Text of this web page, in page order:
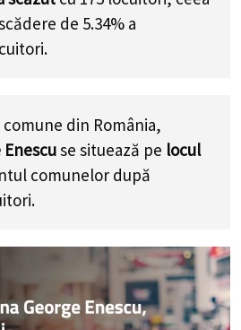
de 5.34% a
.
din România,
se situează pe locul
comunelor după